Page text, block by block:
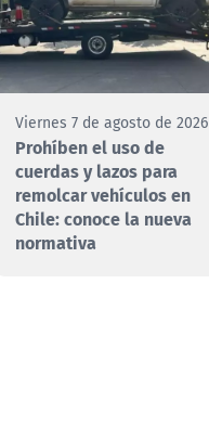
Viernes 7 de agosto de 2026
Prohíben el uso de
cuerdas y lazos para
remolcar vehículos en
Chile: conoce la nueva
normativa